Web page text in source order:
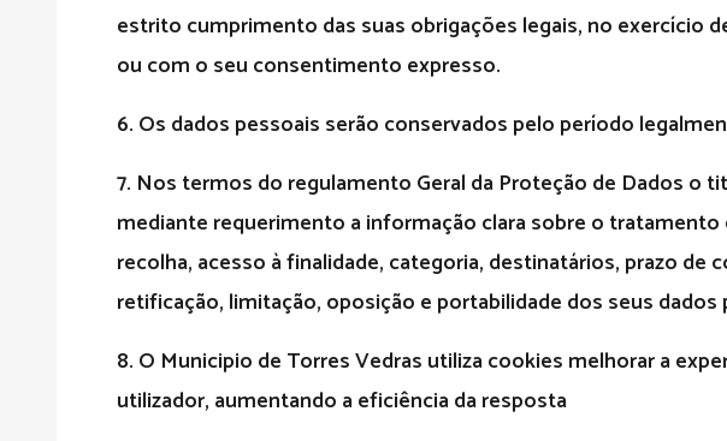
estrito cumprimento das suas obrigações legais, no exercício
ou com o seu consentimento expresso.
6. Os dados pessoais serão conservados pelo período
7. Nos termos do regulamento Geral da Proteção de Dados o
mediante requerimento a informação clara sobre o
recolha, acesso à finalidade, categoria, destinatários, prazo de
retificação, limitação, oposição e portabilidade dos seus dados
8. O Municipio de Torres Vedras utiliza cookies melhorar a
utilizador, aumentando a eficiência da resposta